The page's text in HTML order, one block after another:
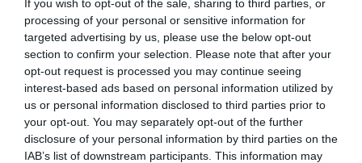
If you wish to opt-out of the sale, sharing to third parties, or
processing of your personal or sensitive information for
targeted advertising by us, please use the below opt-out
section to confirm your selection. Please note that after your
opt-out request is processed you may continue seeing
interest-based ads based on personal information utilized by
us or personal information disclosed to third parties prior to
your opt-out. You may separately opt-out of the further
disclosure of your personal information by third parties on the
IAB’s list of downstream participants. This information may
los colegios ni las patronales lo recomiendan, se está
barajando la posibilidad de dejar de dispensar
voluntariamente las recetas del Sistema Nacional de
Salud o tratar de cobrar su importe a los beneficiarios.
Las farmacias, sin embargo, pagarán prioritariamente
las nóminas, los seguros sociales, los impuestos y
aquellas cantidades que sean imprescindibles para su
supervivencia, pero el pago a proveedores puede verse